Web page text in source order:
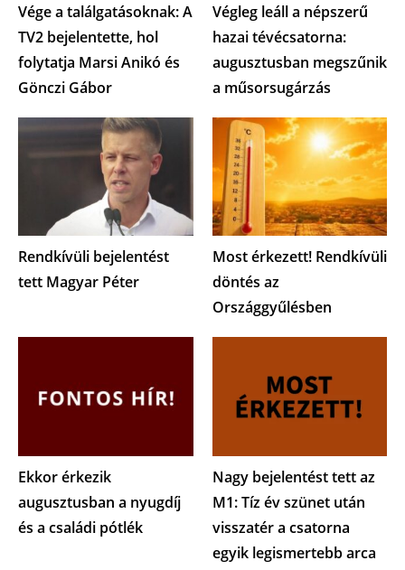
Vége a találgatásoknak: A
TV2 bejelentette, hol
folytatja Marsi Anikó és
Gönczi Gábor
Végleg leáll a népszerű
hazai tévécsatorna:
augusztusban megszűnik
a műsorsugárzás
Rendkívüli bejelentést
tett Magyar Péter
Most érkezett! Rendkívüli
döntés az
Országgyűlésben
Ekkor érkezik
augusztusban a nyugdíj
és a családi pótlék
Nagy bejelentést tett az
M1: Tíz év szünet után
visszatér a csatorna
egyik legismertebb arca